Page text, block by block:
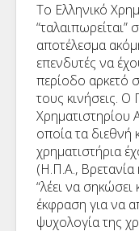
Το Ελληνικό
αποτέλεσμα
επενδυτές να
περίοδο αρκετό
τους κινήσεις. Ο
Χρηματιστηρίου
οποία τα διεθνή
χρηματιστήρια
(Η.Π.Α., Βρετανία
“λέει να σηκώσει
έκφραση για να
ψυχολογία της